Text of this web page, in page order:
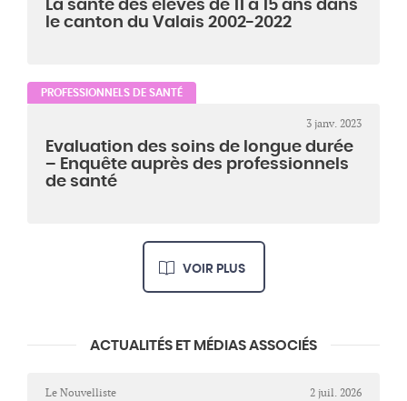
La santé des élèves de 11 à 15 ans dans
le canton du Valais 2002-2022
PROFESSIONNELS DE SANTÉ
3 janv. 2023
Evaluation des soins de longue durée
– Enquête auprès des professionnels
de santé
VOIR PLUS
ACTUALITÉS ET MÉDIAS ASSOCIÉS
Le Nouvelliste 2 juil. 2026